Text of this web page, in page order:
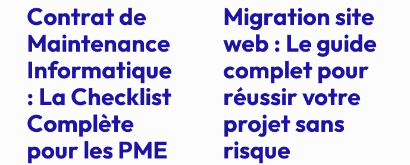
Contrat de
Maintenance
Informatique
: La Checklist
Complète
pour les PME
Migration site
web : Le guide
complet pour
réussir votre
projet sans
risque